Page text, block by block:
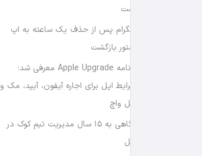
است
تلگرام پس از حذف یک ساعته به اپ
استور بازگشت
برنامه Apple Upgrade معرفی شد؛
شرایط اپل برای اجاره آیفون، آیپد، مک و
اپل واچ
نگاهی به ۱۵ سال مدیریت تیم کوک در
اپل